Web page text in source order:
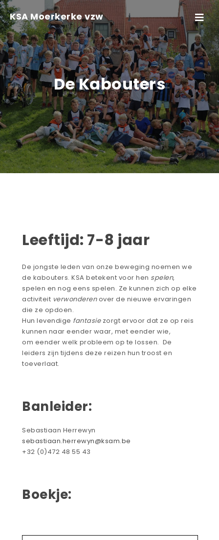
Skip to content
KSA Moerkerke vzw
Toggle
De Kabouters
Leeftijd: 7-8 jaar
De jongste leden van onze beweging noemen we
de kabouters. KSA betekent voor hen spelen,
spelen en nog eens spelen. Ze kunnen zich op elke
activiteit verwonderenover de nieuwe ervaringen
die ze opdoen.
Hun levendige fantasiezorgt ervoor dat ze op reis
kunnen naar eender waar, met eender wie,
om eender welk probleem op te lossen. De
leiders zijn tijdens deze reizen hun troost en
toeverlaat.
Banleider:
Sebastiaan Herrewyn
sebastiaan.herrewyn@ksam.be
+32 (0)472 48 55 43
Boekje: